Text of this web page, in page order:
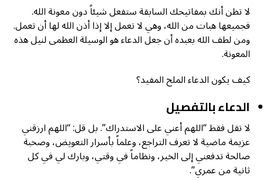
لا تظن أنك بمفاتيحك السابقة ستفعل شيئاً دون معونة الله.
فجميعها هبات من الله، وهي لا تعمل إلا إذا أذن الله لها أن تعمل.
ومن لطف الله بعبده أن جعل الدعاء هو الوسيلة العظمى لنيل هذه
المعونة.
كيف يكون الدعاء الملح المفيد؟
الدعاء بالتفصيل
لا تقل فقط “اللهم أعني على الاستدراك”. بل قل: “اللهم ارزقني
عزيمة ماضية لا تعرف التراجع، وعلماً بأسرار التعويض، وصحبة
صالحة تدفعني إلى الخير، ونظاماً في وقتي، وبارك لي في كل
ثانية من عمري”.